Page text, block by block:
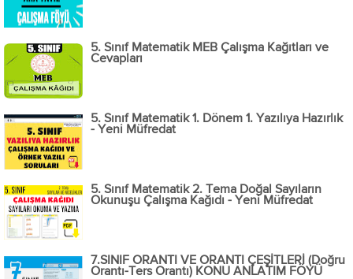
5. Sınıf Matematik MEB Çalışma Kağıtları ve
Cevapları
5. Sınıf Matematik 1. Dönem 1. Yazılıya Hazırlık
- Yeni Müfredat
5. Sınıf Matematik 2. Tema Doğal Sayıların
Okunuşu Çalışma Kağıdı - Yeni Müfredat
7.SINIF ORANTI VE ORANTI ÇEŞİTLERİ (Doğru
Orantı-Ters Orantı) KONU ANLATIM FÖYÜ